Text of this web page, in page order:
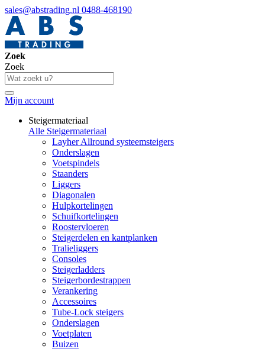
sales@abstrading.nl 0488-468190
Zoek
Zoek
Mijn account
Steigermateriaal
Alle Steigermateriaal
Layher Allround systeemsteigers
Onderslagen
Voetspindels
Staanders
Liggers
Diagonalen
Hulpkortelingen
Schuifkortelingen
Roostervloeren
Steigerdelen en kantplanken
Tralieliggers
Consoles
Steigerladders
Steigerbordestrappen
Verankering
Accessoires
Tube-Lock steigers
Onderslagen
Voetplaten
Buizen